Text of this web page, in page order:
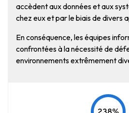
accèdent aux données et aux
chez eux et par le biais de divers
En conséquence, les équipes
confrontées à la nécessité de
environnements extrêmement